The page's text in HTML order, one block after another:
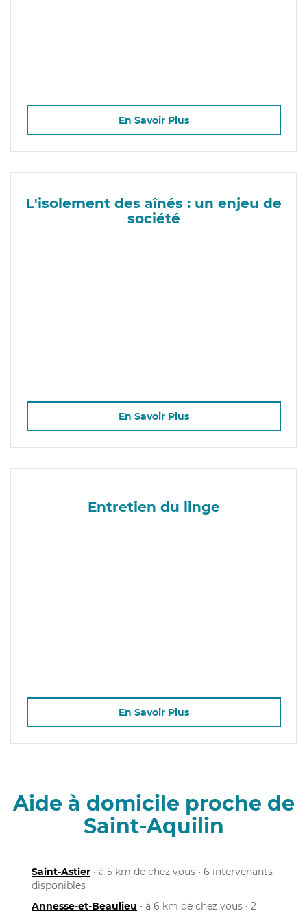
En Savoir Plus
L'isolement des aînés : un enjeu de
société
En Savoir Plus
Entretien du linge
En Savoir Plus
Aide à domicile proche de
Saint-Aquilin
Saint-Astier • à 5 km de chez vous • 6 intervenants
disponibles
Annesse-et-Beaulieu • à 6 km de chez vous • 2